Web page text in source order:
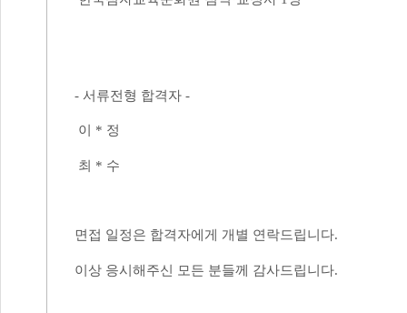
- 서류전형 합격자 -
이 * 정
최 * 수
면접 일정은 합격자에게 개별 연락드립니다.
이상 응시해주신 모든 분들께 감사드립니다.